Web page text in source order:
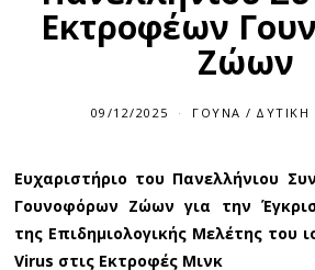
Εκτροφέων
Ζώων
09/12/2025 ΓΟΎΝΑ /
Ευχαριστήριο του Πανελλήνιου
Γουνοφόρων Ζώωνγια την
της Επιδημιολογικής Μελέτης του
Virus στις Εκτροφές Μινκ